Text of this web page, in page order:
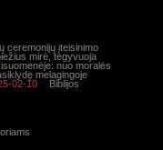
ceremonijų įteisinimo
mirė, tegyvuoja
nuo moralės
melagingoje
02-10
Biblijos